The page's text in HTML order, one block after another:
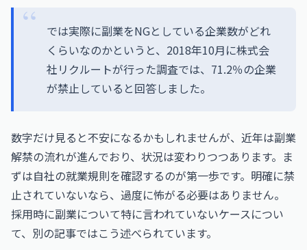
では実際に副業をNGとしている企業数がどれ
くらいなのかというと、2018年10月に株式会
社リクルートが行った調査では、71.2％の企業
が禁止していると回答しました。
数字だけ見ると不安になるかもしれませんが、近年は副業
解禁の流れが進んでおり、状況は変わりつつあります。ま
ずは自社の就業規則を確認するのが第一歩です。明確に禁
止されていないなら、過度に怖がる必要はありません。
採用時に副業について特に言われていないケースについ
て、別の記事ではこう述べられています。